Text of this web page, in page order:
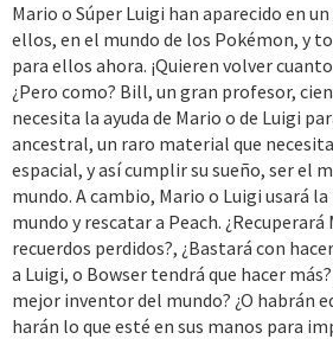
Mario o Súper Luigi han aparecido en
ellos, en el mundo de los Pokémon, y
para ellos ahora. ¡Quieren volver
¿Pero como? Bill, un gran profesor,
necesita la ayuda de Mario o de Luigi
ancestral, un raro material que
espacial, y así cumplir su sueño, ser el
mundo. A cambio, Mario o Luigi usará la
mundo y rescatar a Peach.
recuerdos perdidos?, ¿Bastará con
a Luigi, o Bowser tendrá que hacer
mejor inventor del mundo? ¿O habrán
harán lo que esté en sus manos para